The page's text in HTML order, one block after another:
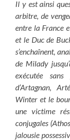
Il y est ainsi
arbitre, de
entre la France
et le Duc de
s’enchaînent,
de Milady
exécutée
d’Artagnan,
Winter et le
une victime
conjugales
jalousie